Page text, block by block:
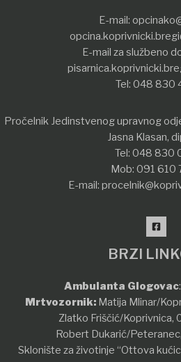
E-mail:
E-mail za službeno
Tel: 048 830
Pročelnik Jedinstvenog upravnog
Jasna Klasan,
Tel: 048 830
Mob: 091 610
E-mail:
BRZI
Ambulanta Glogovac:
Mrtvozornik:Matija Mlinar/
Zlatko Friščić/Koprivnica,
Robert Dukarić/Peteranec,
Sklonište za životinje “Ottova